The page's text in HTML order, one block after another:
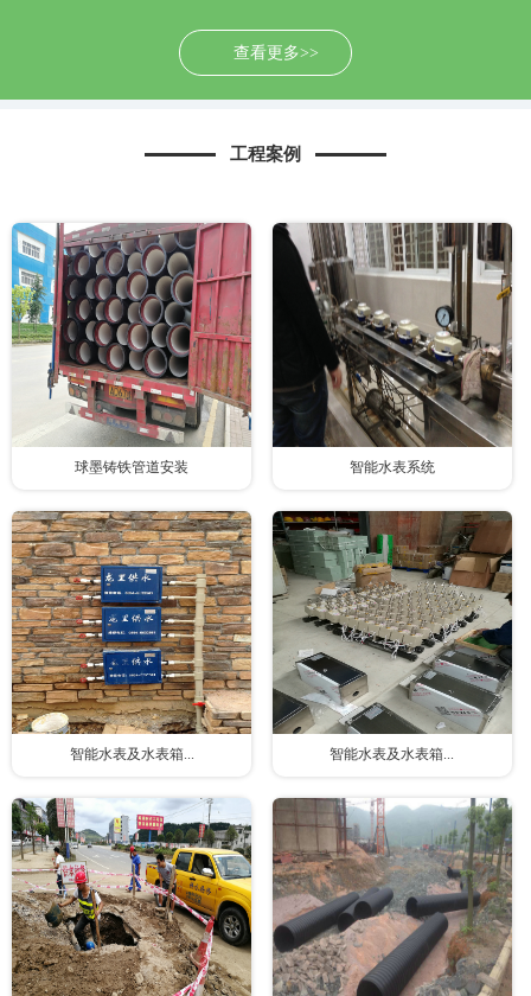
查看更多>>
工程案例
球墨铸铁管道安装 智能水表系统
智能水表及水表箱... 智能水表及水表箱...